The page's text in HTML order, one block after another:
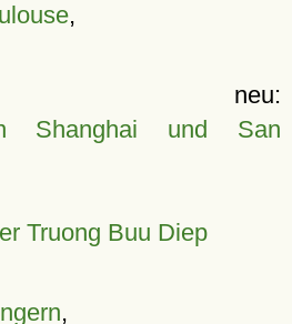
,
Shanghai und San
Truong Buu Diep
,